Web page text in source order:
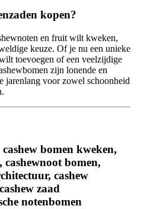
kopen?
en fruit wilt kweken,
keuze. Of je nu een unieke
toevoegen of een veelzijdige
zijn lonende en
jarenlang voor zowel schoonheid
bomen kweken,
bomen,
cashew
zaad
notenbomen